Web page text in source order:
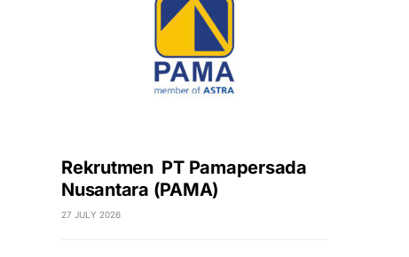
Rekrutmen PT Pamapersada
Nusantara (PAMA)
27 JULY 2026